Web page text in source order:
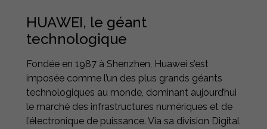
HUAWEI, le géant
technologique
Fondée en 1987 à Shenzhen, Huawei s’est
imposée comme l’un des plus grands géants
technologiques au monde, dominant aujourd’hui
le marché des infrastructures numériques et de
l’électronique de puissance. Via sa division Digital